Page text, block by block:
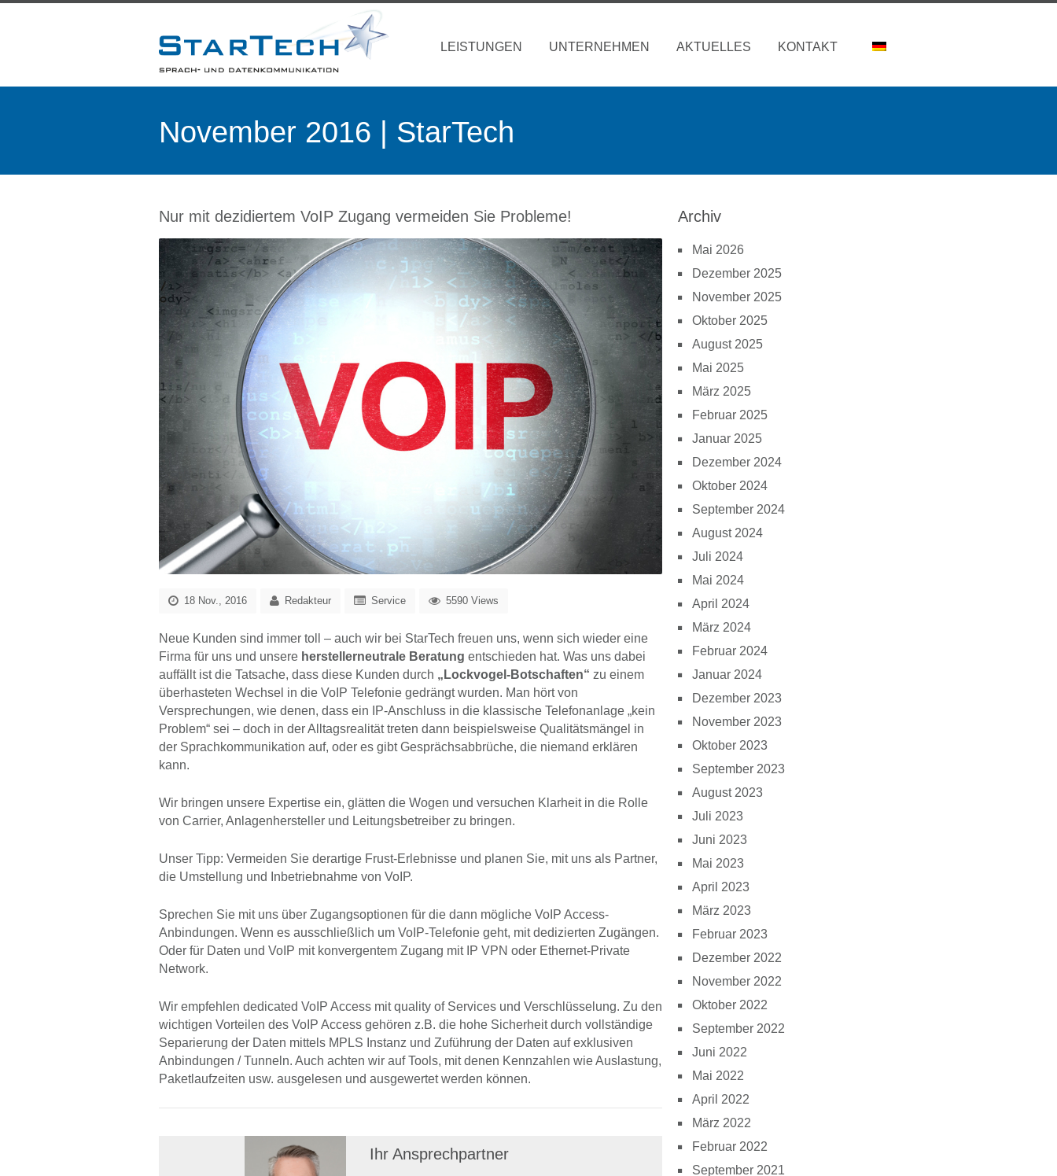
LEISTUNGEN UNTERNEHMEN AKTUELLES KONTAKT
November 2016 | StarTech
Nur mit dezidiertem VoIP Zugang vermeiden Sie Probleme!
18 Nov., 2016 Redakteur Service 5590 Views
Neue Kunden sind immer toll – auch wir bei StarTech freuen uns, wenn sich wieder eine
Firma für uns und unsere herstellerneutrale Beratung entschieden hat. Was uns dabei
auffällt ist die Tatsache, dass diese Kunden durch „Lockvogel-Botschaften“ zu einem
überhasteten Wechsel in die VoIP Telefonie gedrängt wurden. Man hört von
Versprechungen, wie denen, dass ein IP-Anschluss in die klassische Telefonanlage „kein
Problem“ sei – doch in der Alltagsrealität treten dann beispielsweise Qualitätsmängel in
der Sprachkommunikation auf, oder es gibt Gesprächsabbrüche, die niemand erklären
kann.
Wir bringen unsere Expertise ein, glätten die Wogen und versuchen Klarheit in die Rolle
von Carrier, Anlagenhersteller und Leitungsbetreiber zu bringen.
Unser Tipp: Vermeiden Sie derartige Frust-Erlebnisse und planen Sie, mit uns als Partner,
die Umstellung und Inbetriebnahme von VoIP.
Sprechen Sie mit uns über Zugangsoptionen für die dann mögliche VoIP Access-
Anbindungen. Wenn es ausschließlich um VoIP-Telefonie geht, mit dedizierten Zugängen.
Oder für Daten und VoIP mit konvergentem Zugang mit IP VPN oder Ethernet-Private
Network.
Wir empfehlen dedicated VoIP Access mit quality of Services und Verschlüsselung. Zu den
wichtigen Vorteilen des VoIP Access gehören z.B. die hohe Sicherheit durch vollständige
Separierung der Daten mittels MPLS Instanz und Zuführung der Daten auf exklusiven
Anbindungen / Tunneln. Auch achten wir auf Tools, mit denen Kennzahlen wie Auslastung,
Paketlaufzeiten usw. ausgelesen und ausgewertet werden können.
Ihr Ansprechpartner
Archiv
Mai 2026
Dezember 2025
November 2025
Oktober 2025
August 2025
Mai 2025
März 2025
Februar 2025
Januar 2025
Dezember 2024
Oktober 2024
September 2024
August 2024
Juli 2024
Mai 2024
April 2024
März 2024
Februar 2024
Januar 2024
Dezember 2023
November 2023
Oktober 2023
September 2023
August 2023
Juli 2023
Juni 2023
Mai 2023
April 2023
März 2023
Februar 2023
Dezember 2022
November 2022
Oktober 2022
September 2022
Juni 2022
Mai 2022
April 2022
März 2022
Februar 2022
September 2021